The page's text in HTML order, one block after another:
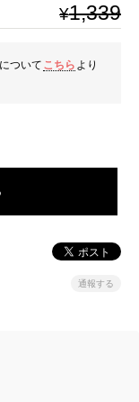
¥1,339
ついて こちら より
通報する